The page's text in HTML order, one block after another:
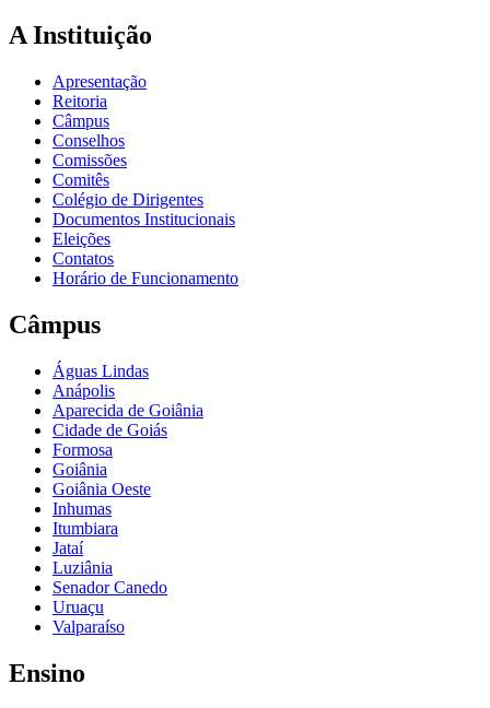
A Instituição
Apresentação
Reitoria
Câmpus
Conselhos
Comissões
Comitês
Colégio de Dirigentes
Documentos Institucionais
Eleições
Contatos
Horário de Funcionamento
Câmpus
Águas Lindas
Anápolis
Aparecida de Goiânia
Cidade de Goiás
Formosa
Goiânia
Goiânia Oeste
Inhumas
Itumbiara
Jataí
Luziânia
Senador Canedo
Uruaçu
Valparaíso
Ensino